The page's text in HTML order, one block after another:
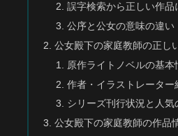
誤字検索から正しい作品
公序と公女の意味の違い
公女殿下の家庭教師の正し
原作ライトノベルの基本
作者・イラストレーター
シリーズ刊行状況と人気
公女殿下の家庭教師の作品